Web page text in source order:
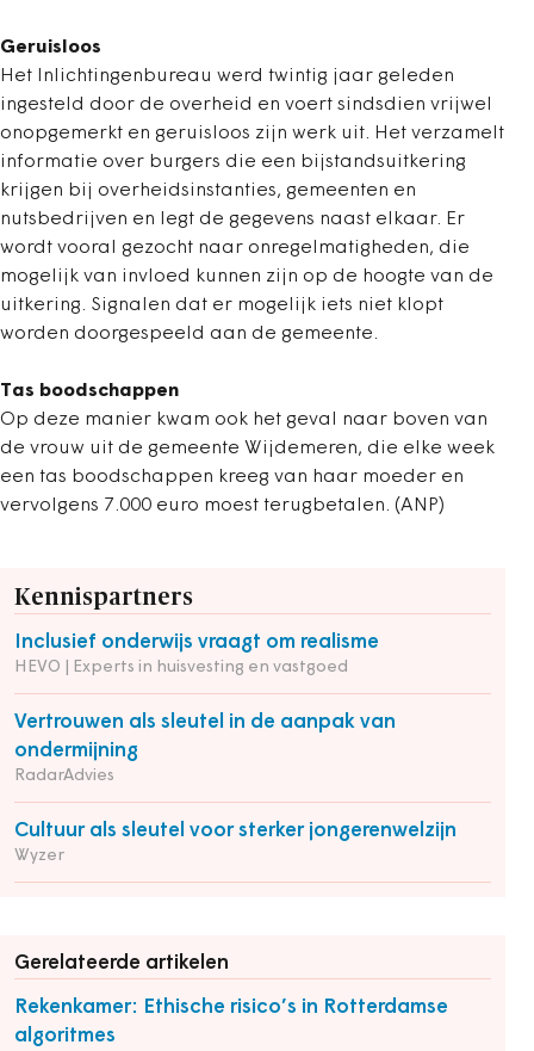
Geruisloos
Het Inlichtingenbureau werd twintig jaar geleden
ingesteld door de overheid en voert sindsdien vrijwel
onopgemerkt en geruisloos zijn werk uit. Het verzamelt
informatie over burgers die een bijstandsuitkering
krijgen bij overheidsinstanties, gemeenten en
nutsbedrijven en legt de gegevens naast elkaar. Er
wordt vooral gezocht naar onregelmatigheden, die
mogelijk van invloed kunnen zijn op de hoogte van de
uitkering. Signalen dat er mogelijk iets niet klopt
worden doorgespeeld aan de gemeente.
Tas boodschappen
Op deze manier kwam ook het geval naar boven van
de vrouw uit de gemeente Wijdemeren, die elke week
een tas boodschappen kreeg van haar moeder en
vervolgens 7.000 euro moest terugbetalen. (ANP)
Kennispartners
Inclusief onderwijs vraagt om realisme
HEVO | Experts in huisvesting en vastgoed
Vertrouwen als sleutel in de aanpak van
ondermijning
RadarAdvies
Cultuur als sleutel voor sterker jongerenwelzijn
Wyzer
Gerelateerde artikelen
Rekenkamer: Ethische risico’s in Rotterdamse
algoritmes